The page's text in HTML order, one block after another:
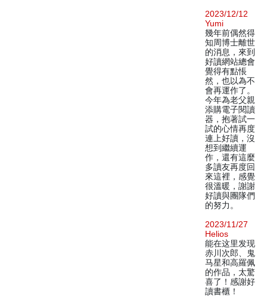
2023/12/12
Yumi
幾年前偶然得
知周博士離世
的消息，來到
好讀網站總會
覺得有點悵
然，也以為不
會再運作了。
今年為老父親
添購電子閱讀
器，抱著試一
試的心情再度
連上好讀，沒
想到繼續運
作，還有這麼
多讀友再度回
來這裡，感覺
很溫暖，謝謝
好讀與團隊們
的努力。
2023/11/27
Helios
能在这里发现
赤川次郎、鬼
马星和高羅佩
的作品，太驚
喜了！感謝好
讀書櫃！